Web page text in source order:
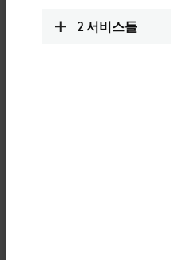
2서비스들